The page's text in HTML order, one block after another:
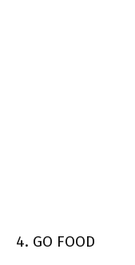
4. GO FOOD